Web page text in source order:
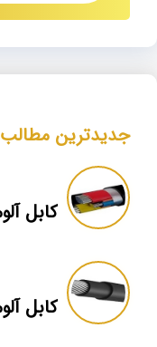
جدیدترین مطالب